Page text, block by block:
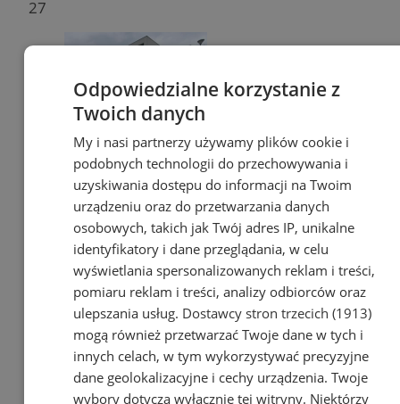
27
Odpowiedzialne korzystanie z
Twoich danych
My i nasi partnerzy używamy plików cookie i
podobnych technologii do przechowywania i
uzyskiwania dostępu do informacji na Twoim
urządzeniu oraz do przetwarzania danych
osobowych, takich jak Twój adres IP, unikalne
identyfikatory i dane przeglądania, w celu
wyświetlania spersonalizowanych reklam i treści,
pomiaru reklam i treści, analizy odbiorców oraz
ulepszania usług. Dostawcy stron trzecich (1913)
mogą również przetwarzać Twoje dane w tych i
innych celach, w tym wykorzystywać precyzyjne
dane geolokalizacyjne i cechy urządzenia. Twoje
wybory dotyczą wyłącznie tej witryny. Niektórzy